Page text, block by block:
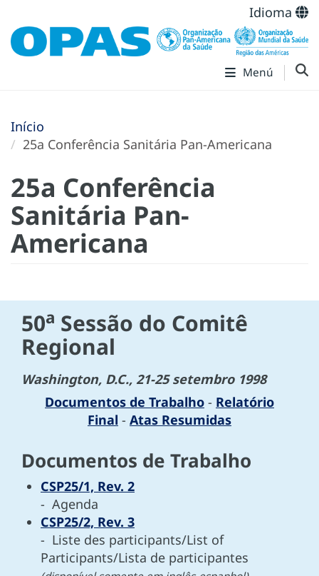
Idioma
Menú
Início
25a Conferência Sanitária Pan-Americana
25a Conferência
Sanitária Pan-
Americana
50a Sessão do Comitê
Regional
Washington, D.C., 21-25 setembro 1998
Documentos de Trabalho - Relatório
Final - Atas Resumidas
Documentos de Trabalho
CSP25/1, Rev. 2
- Agenda
CSP25/2, Rev. 3
- Liste des participants/List of
Participants/Lista de participantes